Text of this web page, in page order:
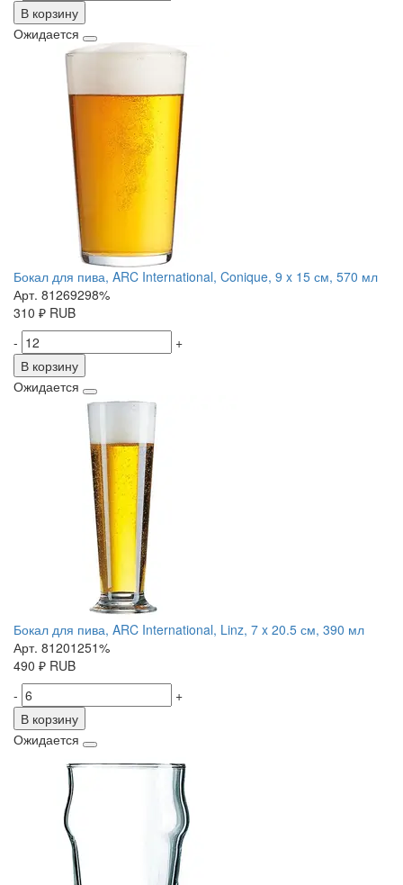
В корзину
Ожидается
Бокал для пива, ARC International, Conique, 9 x 15 см, 570 мл
Арт. 81269298%
310 ₽ RUB
-
+
В корзину
Ожидается
Бокал для пива, ARC International, Linz, 7 x 20.5 см, 390 мл
Арт. 81201251%
490 ₽ RUB
-
+
В корзину
Ожидается